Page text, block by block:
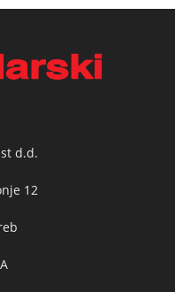
d.d.
12